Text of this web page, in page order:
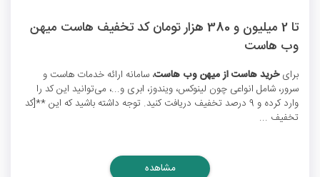
تا 2 میلیون و 380 هزار تومان کد تخفیف هاست میهن
وب هاست
برایخرید هاست از میهن وب هاست، سامانه ارائه خدمات هاست و
سرور، شامل انواعی چون لینوکس، ویندوز، ابری و...، می‌توانید این کد را
وارد کرده و 9 درصد تخفیف دریافت کنید. توجه داشته باشید که این **[کد
تخفیف ...
مشاهده